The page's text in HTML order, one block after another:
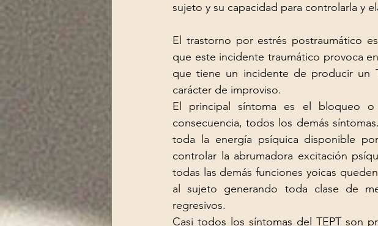
sujeto y su capacidad para controlarla y
El trastorno por estrés postraumático
que este incidente traumático provoca
que tiene un incidente de producir un
carácter de improviso.
El principal síntoma es el bloqueo
consecuencia, todos los demás
toda la energía psíquica disponible
controlar la abrumadora excitación
todas las demás funciones yoicas
al sujeto generando toda clase de
regresivos.
Casi todos los síntomas del TEPT son